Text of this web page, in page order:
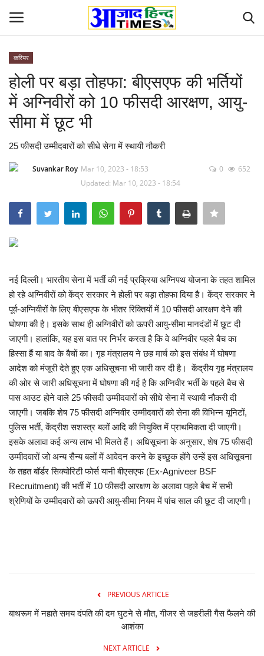
Home
Contact
छत्तीसगढ़ राज्य
मनोरंजन
सेहत
धर्म
करियर
राशिफल
खेल
बिजनेस
फोटो
करियर
होली पर बड़ा तोहफा: बीएसएफ की भर्तियों
में अग्निवीरों को 10 फीसदी आरक्षण, आयु-
सीमा में छूट भी
25 फीसदी उम्मीदवारों को सीधे सेना में स्थायी नौकरी
Suvankar Roy Mar 10, 2023 - 18:53
Updated: Mar 10, 2023 - 18:54
0 652
नई दिल्ली। भारतीय सेना में भर्ती की नई प्रक्रिया अग्निपथ योजना के तहत शामिल
हो रहे अग्निवीरों को केंद्र सरकार ने होली पर बड़ा तोहफा दिया है। केंद्र सरकार ने
पूर्व-अग्निवीरों के लिए बीएसएफ के भीतर रिक्तियों में 10 फीसदी आरक्षण देने की
घोषणा की है।इसके साथ ही अग्निवीरों को ऊपरी आयु-सीमा मानदंडों में छूट दी
जाएगी। हालांकि, यह इस बात पर निर्भर करता है कि वे अग्निवीर पहले बैच का
हिस्सा हैं या बाद के बैचों का। गृह मंत्रालय ने छह मार्च को इस संबंध में घोषणा
आदेश को मंजूरी देते हुए एक अधिसूचना भी जारी कर दी है।केंद्रीय गृह मंत्रालय
की ओर से जारी अधिसूचना में घोषणा की गई है कि अग्निवीर भर्ती के पहले बैच से
पास आउट होने वाले 25 फीसदी उम्मीदवारों को सीधे सेना में स्थायी नौकरी दी
जाएगी। जबकि शेष 75 फीसदी अग्निवीर उम्मीदवारों को सेना की विभिन्न यूनिटों,
पुलिस भर्ती, केंद्रीश सशस्त्र बलों आदि की नियुक्ति में प्राथमिकता दी जाएगी।
इसके अलावा कई अन्य लाभ भी मिलते हैं। अधिसूचना के अनुसार, शेष 75 फीसदी
उम्मीदवारों जो अन्य सैन्य बलों में आवेदन करने के इच्छुक होंगे उन्हें इस अधिसूचना
के तहत बॉर्डर सिक्योरिटी फोर्स यानी बीएसएफ (Ex-Agniveer BSF
Recruitment) की भर्ती में 10 फीसदी आरक्षण के अलावा पहले बैच में सभी
श्रेणियों के उम्मीदवारों को ऊपरी आयु-सीमा नियम में पांच साल की छूट दी जाएगी।
PREVIOUS ARTICLE
बाथरूम में नहाते समय दंपति की दम घुटने से मौत, गीजर से जहरीली गैस फैलने की
आशंका
NEXT ARTICLE